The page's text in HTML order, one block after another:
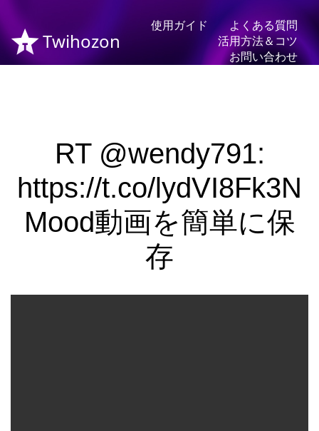
Twihozon
使用ガイド
よくある質問
活用方法＆コツ
お問い合わせ
RT @wendy791:
https://t.co/lydVI8Fk3N
Mood動画を簡単に保
存